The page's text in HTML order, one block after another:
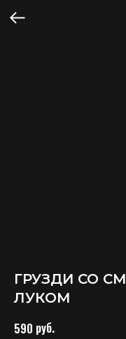
ГРУЗДИ СО
ЛУКОМ
590 руб.